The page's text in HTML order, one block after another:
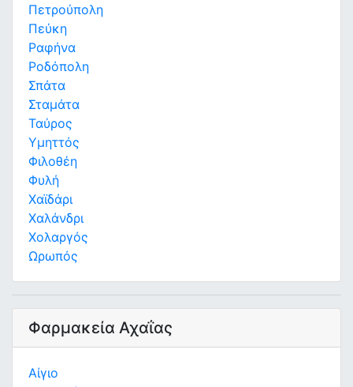
Πετρούπολη
Πεύκη
Ραφήνα
Ροδόπολη
Σπάτα
Σταμάτα
Ταύρος
Υμηττός
Φιλοθέη
Φυλή
Χαϊδάρι
Χαλάνδρι
Χολαργός
Ωρωπός
Φαρμακεία Αχαΐας
Αίγιο